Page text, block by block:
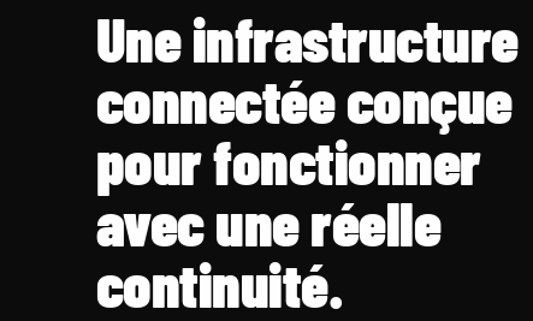
Une infrastructure
connectée conçue
pour fonctionner
avec une réelle
continuité.